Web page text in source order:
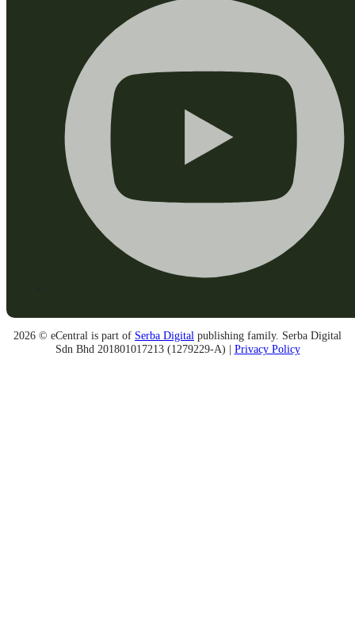
2026 © eCentral is part of Serba Digital publishing family. Serba Digital
Sdn Bhd 201801017213 (1279229-A) | Privacy Policy